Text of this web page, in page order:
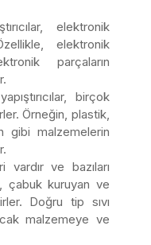
elektronik
elektronik
parçaların
birçok
Örneğin, plastik,
gibi malzemelerin
vardır ve bazıları
çabuk kuruyan ve
Doğru tip sıvı
malzemeye ve